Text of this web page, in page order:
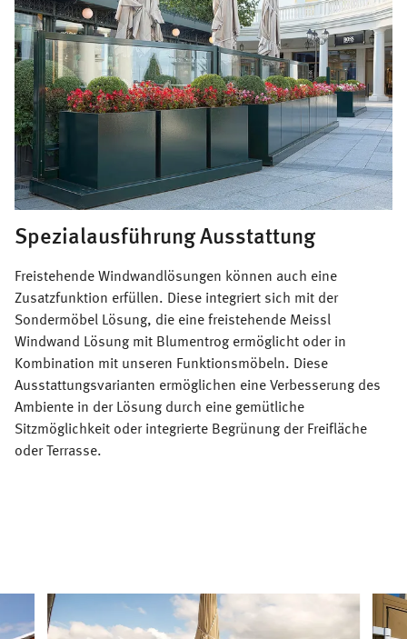
Spezialausführung Ausstattung
Freistehende Windwandlösungen können auch eine
Zusatzfunktion erfüllen. Diese integriert sich mit der
Sondermöbel Lösung, die eine freistehende Meissl
Windwand Lösung mit Blumentrog ermöglicht oder in
Kombination mit unseren Funktionsmöbeln. Diese
Ausstattungsvarianten ermöglichen eine Verbesserung des
Ambiente in der Lösung durch eine gemütliche
Sitzmöglichkeit oder integrierte Begrünung der Freifläche
oder Terrasse.